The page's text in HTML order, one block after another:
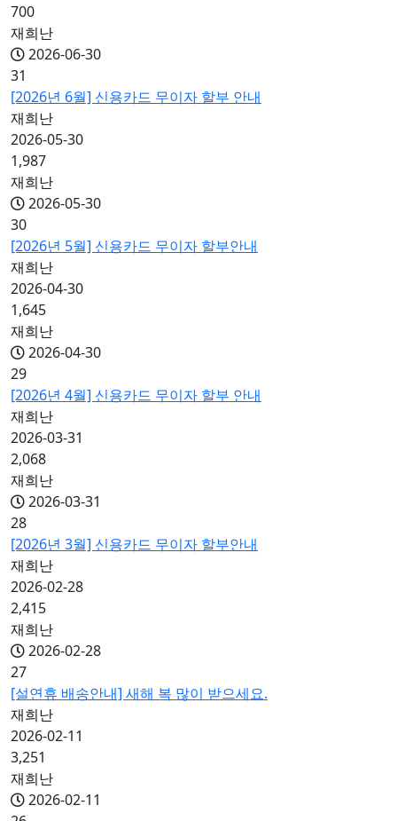
700
재희난
2026-06-30
31
[2026년 6월] 신용카드 무이자 할부 안내
재희난
2026-05-30
1,987
재희난
2026-05-30
30
[2026년 5월] 신용카드 무이자 할부안내
재희난
2026-04-30
1,645
재희난
2026-04-30
29
[2026년 4월] 신용카드 무이자 할부 안내
재희난
2026-03-31
2,068
재희난
2026-03-31
28
[2026년 3월] 신용카드 무이자 할부안내
재희난
2026-02-28
2,415
재희난
2026-02-28
27
[설연휴 배송안내] 새해 복 많이 받으세요.
재희난
2026-02-11
3,251
재희난
2026-02-11